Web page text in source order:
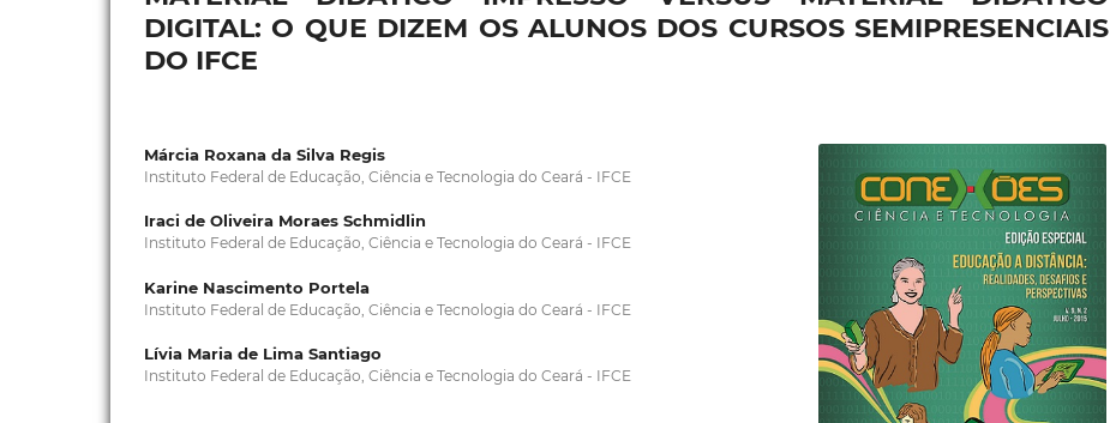
DIGITAL: O QUE DIZEM OS ALUNOS DOS CURSOS SEMIPRESENCIAIS
DO IFCE
Márcia Roxana da Silva Regis
Instituto Federal de Educação, Ciência e Tecnologia do Ceará - IFCE
Iraci de Oliveira Moraes Schmidlin
Instituto Federal de Educação, Ciência e Tecnologia do Ceará - IFCE
Karine Nascimento Portela
Instituto Federal de Educação, Ciência e Tecnologia do Ceará - IFCE
Lívia Maria de Lima Santiago
Instituto Federal de Educação, Ciência e Tecnologia do Ceará - IFCE